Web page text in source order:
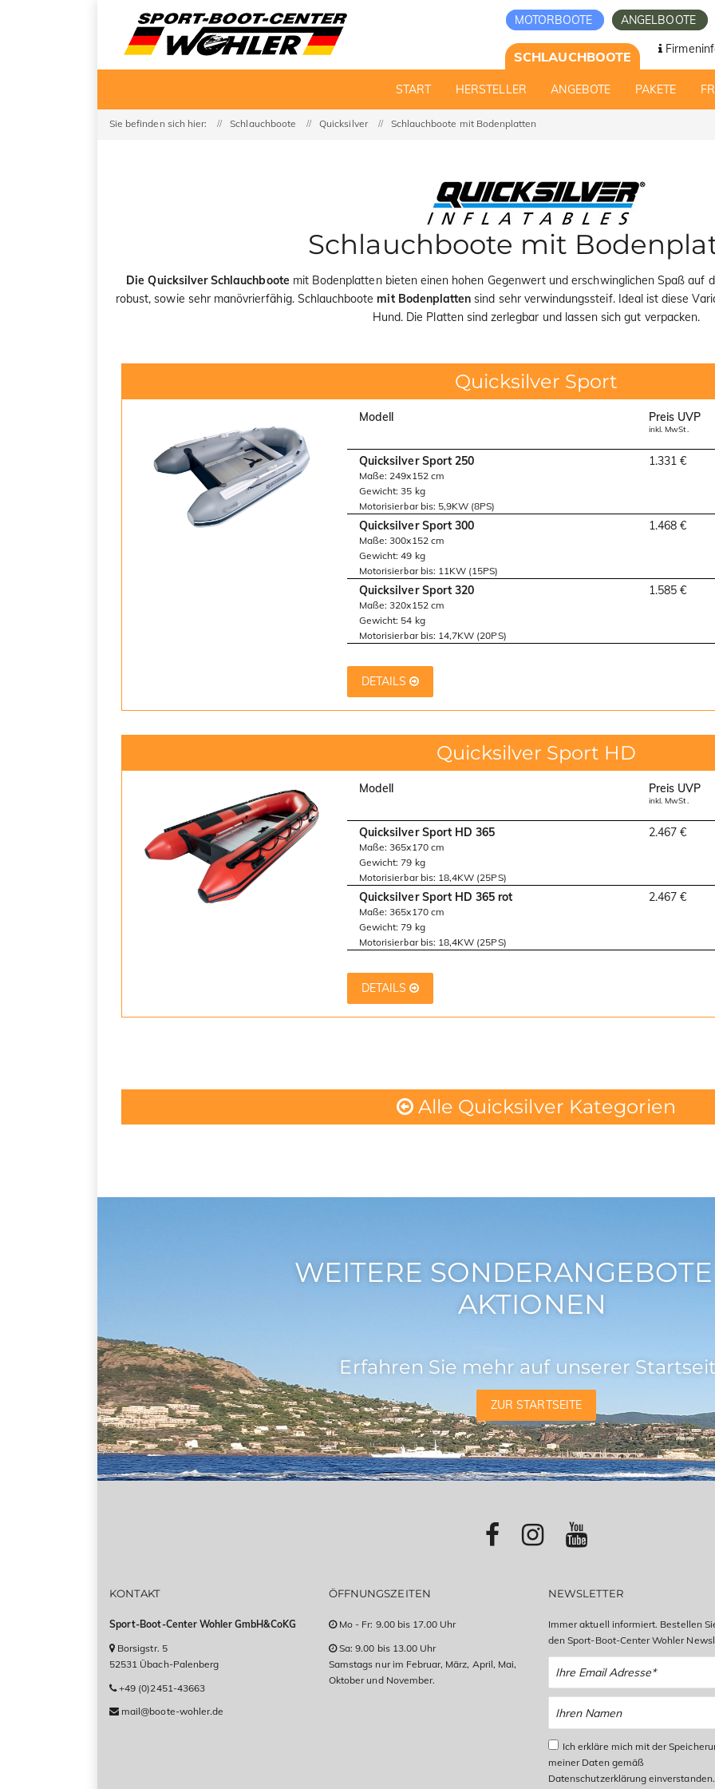
MOTORBOOTE ANGELBOOTE
SCHLAUCHBOOTE
START HERSTELLER ANGEBOTE PAKETE
Sie befinden sich hier: Schlauchboote Quicksilver Schlauchboote mit Bodenplatten
Schlauchboote mit
Die Quicksilver Schlauchboote mit Bodenplatten bieten einen hohen Gegenwert und erschwinglichen Spaß auf
robust, sowie sehr manövrierfähig. Schlauchbootemit Bodenplatten sind sehr verwindungssteif. Ideal ist diese
Hund. Die Platten sind zerlegbar und lassen sich gut verpacken.
Quicksilver Sport
Modell Preis UVP
inkl. MwSt.
Quicksilver Sport 250
Maße: 249x152 cm
Gewicht: 35 kg
Motorisierbar bis: 5,9KW (8PS)
1.331 €
Quicksilver Sport 300
Maße: 300x152 cm
Gewicht: 49 kg
Motorisierbar bis: 11KW (15PS)
1.468 €
Quicksilver Sport 320
Maße: 320x152 cm
Gewicht: 54 kg
Motorisierbar bis: 14,7KW (20PS)
1.585 €
DETAILS
Quicksilver Sport HD
Modell Preis UVP
inkl. MwSt.
Quicksilver Sport HD 365
Maße: 365x170 cm
Gewicht: 79 kg
Motorisierbar bis: 18,4KW (25PS)
2.467 €
Quicksilver Sport HD 365 rot
Maße: 365x170 cm
Gewicht: 79 kg
Motorisierbar bis: 18,4KW (25PS)
2.467 €
DETAILS
Alle Quicksilver Kategorien
WEITERE
AKTIONEN
Erfahren Sie mehr auf unserer
ZUR STARTSEITE
KONTAKT
Sport-Boot-Center Wohler GmbH&CoKG
Borsigstr. 5
52531 Übach-Palenberg
+49 (0)2451-43663
mail@boote-wohler.de
ÖFFNUNGSZEITEN
Mo - Fr: 9.00 bis 17.00 Uhr
Sa: 9.00 bis 13.00 Uhr
Samstags nur im Februar, März, April, Mai,
Oktober und November.
NEWSLETTER
Immer aktuell informiert. Bestellen
den Sport-Boot-Center Wohler
Ich erkläre mich mit der
meiner Daten gemäß
Datenschutzerklärung einverstanden.